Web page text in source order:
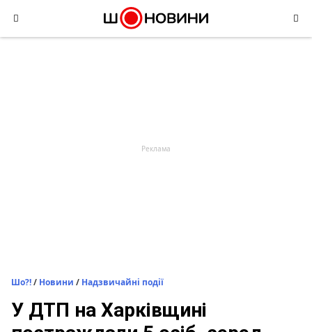
content
Шо?!/ Новини / Надзвичайні події
У ДТП на Харківщині